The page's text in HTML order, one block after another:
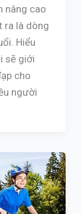
nâng cao
ra là dòng
Hiểu
sẽ giới
cho
người